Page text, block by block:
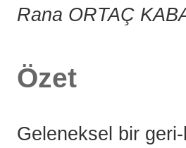
Rana ORTAÇ
Özet
Geleneksel bir